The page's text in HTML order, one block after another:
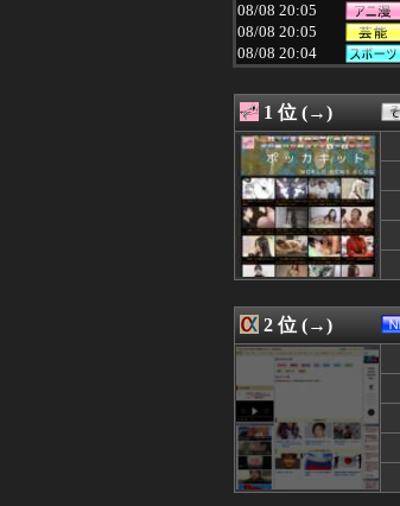
08/08 20:05
08/08 20:05
08/08 20:04
08/08 20:03
08/08 20:02
08/08 20:01
08/08 20:01
08/08 20:01
08/08 20:01
08/08 20:01
08/08 20:01
08/08 20:00
08/08 20:00
08/08 20:00
08/08 20:00
08/08 20:00
08/08 20:00
08/08 20:00
08/08 20:00
08/08 20:00
08/08 20:00
1 位 (→)
2 位 (→)